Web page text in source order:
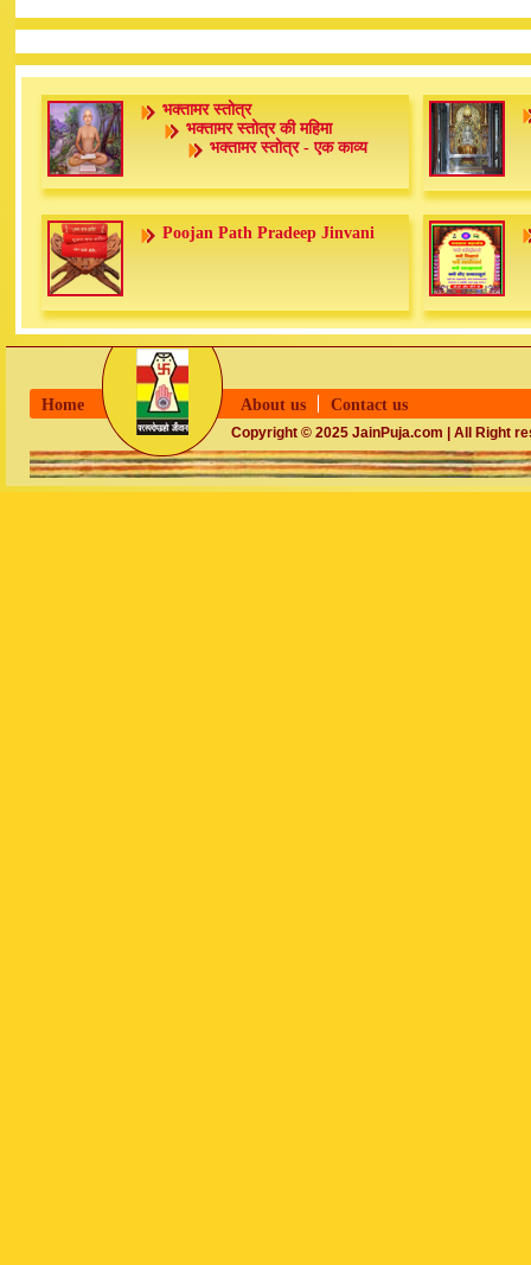
भक्तामर स्तोत्र
भक्तामर स्तोत्र की महिमा
भक्तामर स्तोत्र - एक काव्य
Poojan Path Pradeep Jinvani
Home About us Contact us
Copyright © 2025 JainPuja.com | All Right